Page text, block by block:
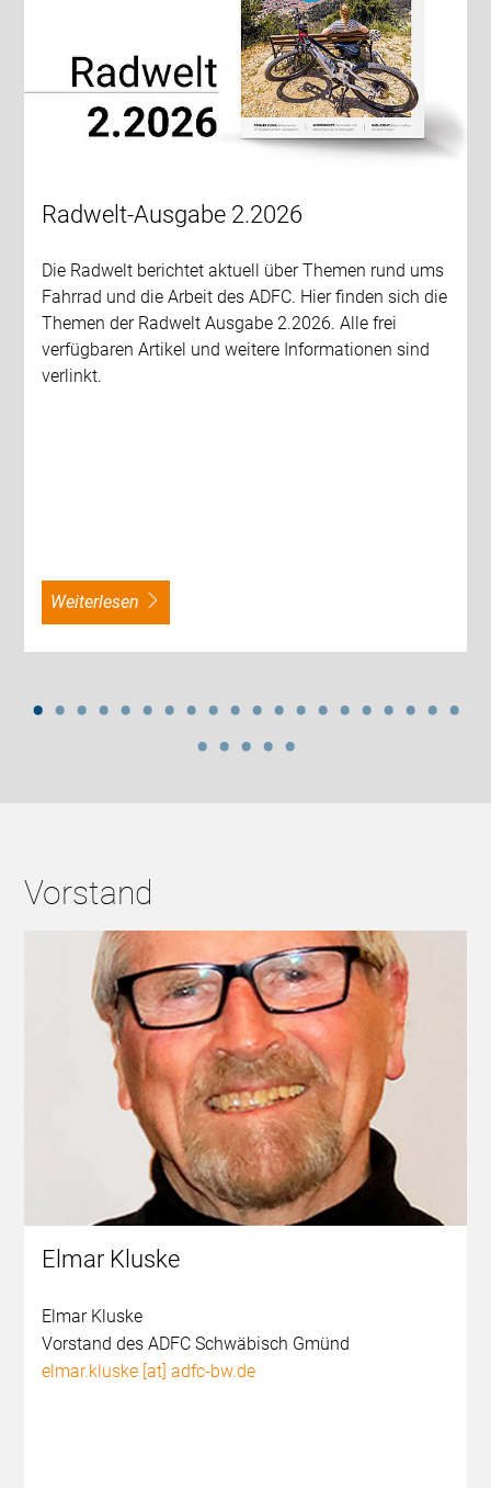
Radwelt-Ausgabe 2.2026
Die Radwelt berichtet aktuell über Themen rund ums
Fahrrad und die Arbeit des ADFC. Hier finden sich die
Themen der Radwelt Ausgabe 2.2026. Alle frei
verfügbaren Artikel und weitere Informationen sind
verlinkt.
weiterlesen
Vorstand
Elmar Kluske
Elmar Kluske
Vorstand des ADFC Schwäbisch Gmünd
elmar.kluske [at] adfc-bw.de